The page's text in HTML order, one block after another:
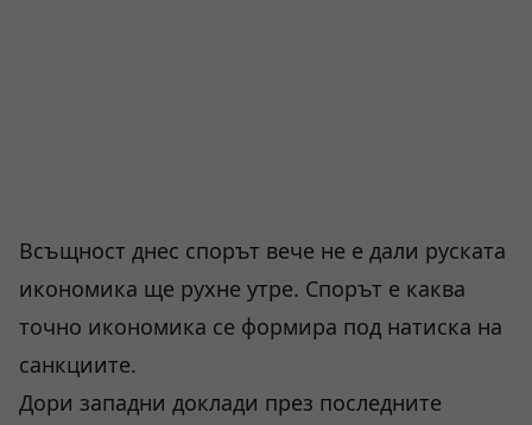
Всъщност днес спорът вече не е дали руската
икономика ще рухне утре. Спорът е каква
точно икономика се формира под натиска на
санкциите.
Дори западни доклади през последните